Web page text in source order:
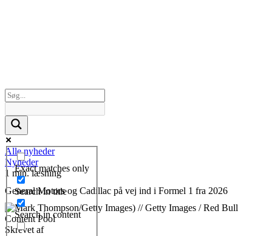
Exact matches only
Search in title
Search in content
Alle nyheder
Nyheder
1 min. læsning
General Motors og Cadillac på vej ind i Formel 1 fra 2026
Skrevet af